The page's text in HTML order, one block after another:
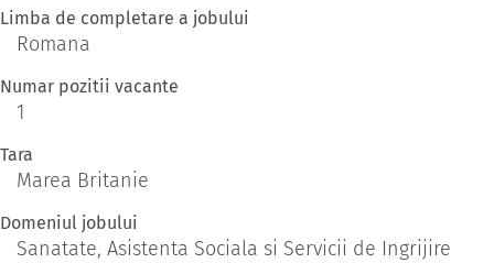
Limba de completare a jobului
Romana
Numar pozitii vacante
1
Tara
Marea Britanie
Domeniul jobului
Sanatate, Asistenta Sociala si Servicii de Ingrijire